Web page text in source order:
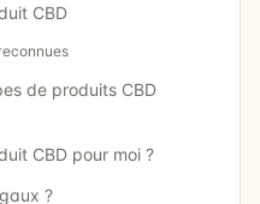
CBD
de produits CBD
CBD pour moi ?
?